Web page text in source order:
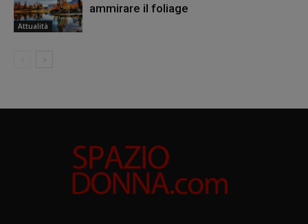
Attualità
ammirare il foliage